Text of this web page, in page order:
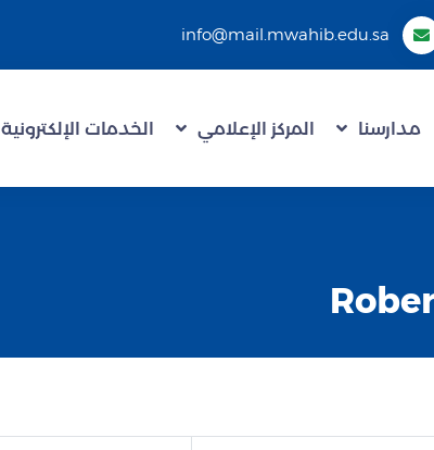
info@mail.mwahib.edu.sa
مدارسنا المركز الإعلامي الخدمات الإلكترونية